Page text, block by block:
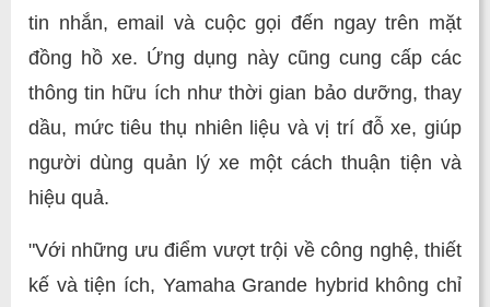
tin nhắn, email và cuộc gọi đến ngay trên mặt
đồng hồ xe. Ứng dụng này cũng cung cấp các
thông tin hữu ích như thời gian bảo dưỡng, thay
dầu, mức tiêu thụ nhiên liệu và vị trí đỗ xe, giúp
người dùng quản lý xe một cách thuận tiện và
hiệu quả.
"Với những ưu điểm vượt trội về công nghệ, thiết
kế và tiện ích, Yamaha Grande hybrid không chỉ